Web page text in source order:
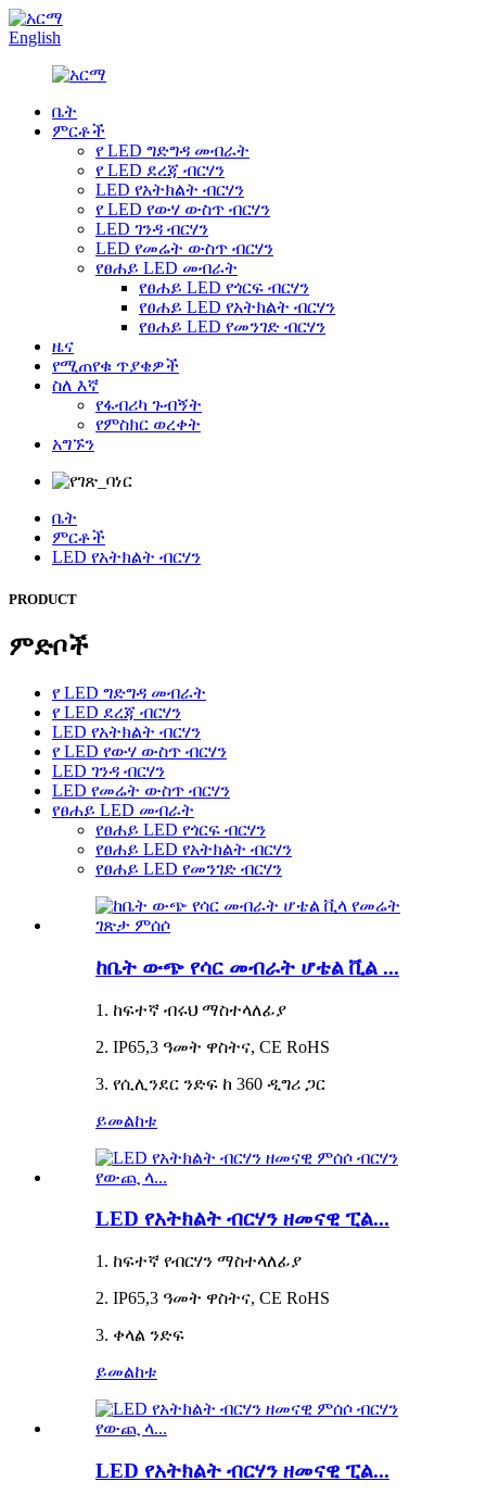
English
ቤት
ምርቶች
የ LED ግድግዳ መብራት
የ LED ደረጃ ብርሃን
LED የአትክልት ብርሃን
የ LED የውሃ ውስጥ ብርሃን
LED ገንዳ ብርሃን
LED የመሬት ውስጥ ብርሃን
የፀሐይ LED መብራት
የፀሐይ LED የጎርፍ ብርሃን
የፀሐይ LED የአትክልት ብርሃን
የፀሐይ LED የመንገድ ብርሃን
ዜና
የሚጠየቁ ጥያቄዎች
ስለ እኛ
የፋብሪካ ጉብኝት
የምስክር ወረቀት
አግኙን
ቤት
ምርቶች
LED የአትክልት ብርሃን
PRODUCT
ምድቦች
የ LED ግድግዳ መብራት
የ LED ደረጃ ብርሃን
LED የአትክልት ብርሃን
የ LED የውሃ ውስጥ ብርሃን
LED ገንዳ ብርሃን
LED የመሬት ውስጥ ብርሃን
የፀሐይ LED መብራት
የፀሐይ LED የጎርፍ ብርሃን
የፀሐይ LED የአትክልት ብርሃን
የፀሐይ LED የመንገድ ብርሃን
ከቤት ውጭ የሳር መብራት ሆቴል ቪል ...
1. ከፍተኛ ብሩህ ማስተላለፊያ
2. IP65,3 ዓመት ዋስትና, CE RoHS
3. የሲሊንደር ንድፍ ከ 360 ዲግሪ ጋር
ይመልከቱ
LED የአትክልት ብርሃን ዘመናዊ ፒል...
1. ከፍተኛ የብርሃን ማስተላለፊያ
2. IP65,3 ዓመት ዋስትና, CE RoHS
3. ቀላል ንድፍ
ይመልከቱ
LED የአትክልት ብርሃን ዘመናዊ ፒል...